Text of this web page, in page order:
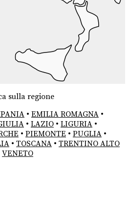
sulla regione
• EMILIA ROMAGNA •
• LAZIO • LIGURIA •
• PIEMONTE • PUGLIA •
• TOSCANA • TRENTINO ALTO
VENETO